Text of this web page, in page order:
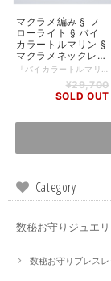
マクラメ編み § フ
ローライト § バイ
カラートルマリン §
マクラメネックレス
§ ハンドメイド § 天
¥29,700
SOLD OUT
Category
数秘お守りジュエ
数秘お守りブレスレ